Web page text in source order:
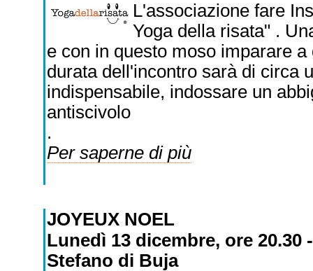
L'associazione fare
Yoga della risata" .
e con in questo moso imparare
durata dell'incontro sarà di circa
indispensabile, indossare un
antiscivolo
.
Per saperne di più
JOYEUX NOEL
Lunedì 13 dicembre, ore 20.30
Stefano di Buja